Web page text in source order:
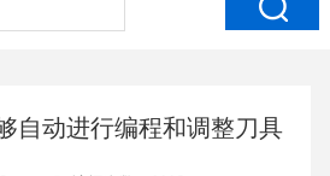
自动进行编程和调整刀具